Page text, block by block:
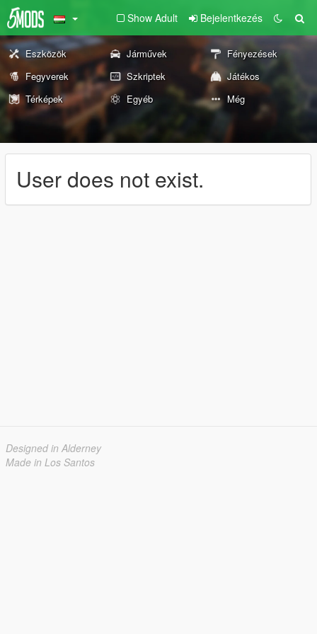
Show Adult Bejelentkezés
Eszközök Járművek
Fényezések
Fegyverek
Szkriptek
Játékos
Térképek
Egyéb Még
User does not exist.
Designed in Alderney
Made in Los Santos